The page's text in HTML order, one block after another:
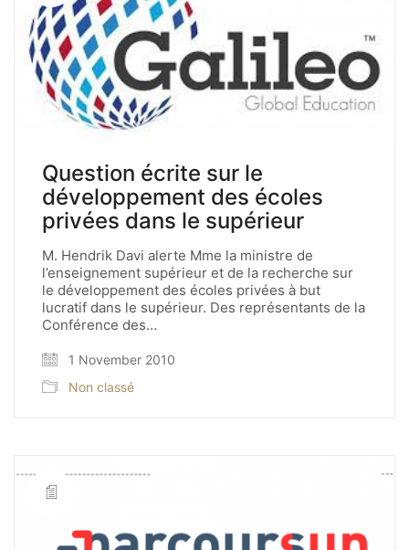
Question écrite sur le
développement des écoles
privées dans le supérieur
M. Hendrik Davi alerte Mme la ministre de
l’enseignement supérieur et de la recherche sur
le développement des écoles privées à but
lucratif dans le supérieur. Des représentants de la
Conférence des…
1 November 2010
Non classé